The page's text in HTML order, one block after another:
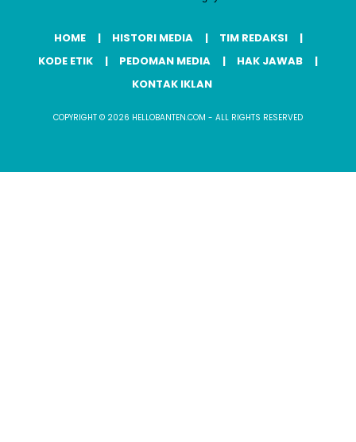
HOME HISTORI MEDIA
TIM REDAKSI
KODE ETIK
PEDOMAN MEDIA
HAK JAWAB
KONTAK IKLAN
COPYRIGHT © 2026 HELLOBANTEN.COM - ALL RIGHTS RESERVED